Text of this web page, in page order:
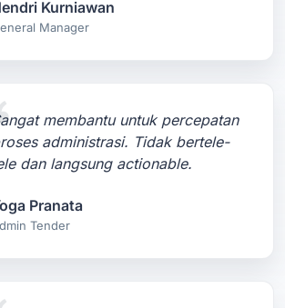
Kurniawan
Manager
membantu untuk percepatan
administrasi. Tidak bertele-
dan langsung actionable.
Pranata
Tender